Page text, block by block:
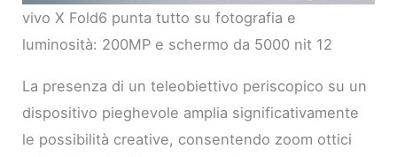
vivo X Fold6 punta tutto su fotografia e
luminosità: 200MP e schermo da 5000 nit 12
La presenza di un teleobiettivo periscopico su un
dispositivo pieghevole amplia significativamente
le possibilità creative, consentendo zoom ottici